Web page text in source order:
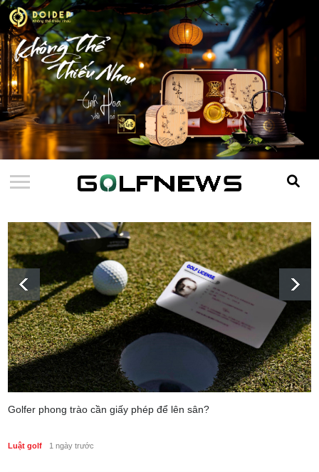
Golfer phong trào cần giấy phép để lên sân?
Luật golf 1 ngày trước